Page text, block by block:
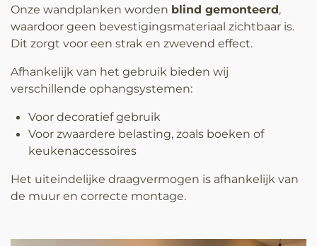
Onze wandplanken worden blind gemonteerd,
waardoor geen bevestigingsmateriaal zichtbaar is.
Dit zorgt voor een strak en zwevend effect.
Afhankelijk van het gebruik bieden wij
verschillende ophangsystemen:
Voor decoratief gebruik
Voor zwaardere belasting, zoals boeken of
keukenaccessoires
Het uiteindelijke draagvermogen is afhankelijk van
de muur en correcte montage.